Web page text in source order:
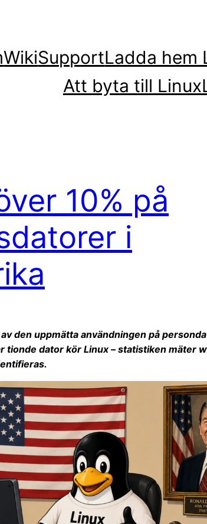
WikiSupportLadda hem
Att byta till Linux
10% på
i
den uppmätta användningen på
tionde dator kör Linux – statistiken mäter